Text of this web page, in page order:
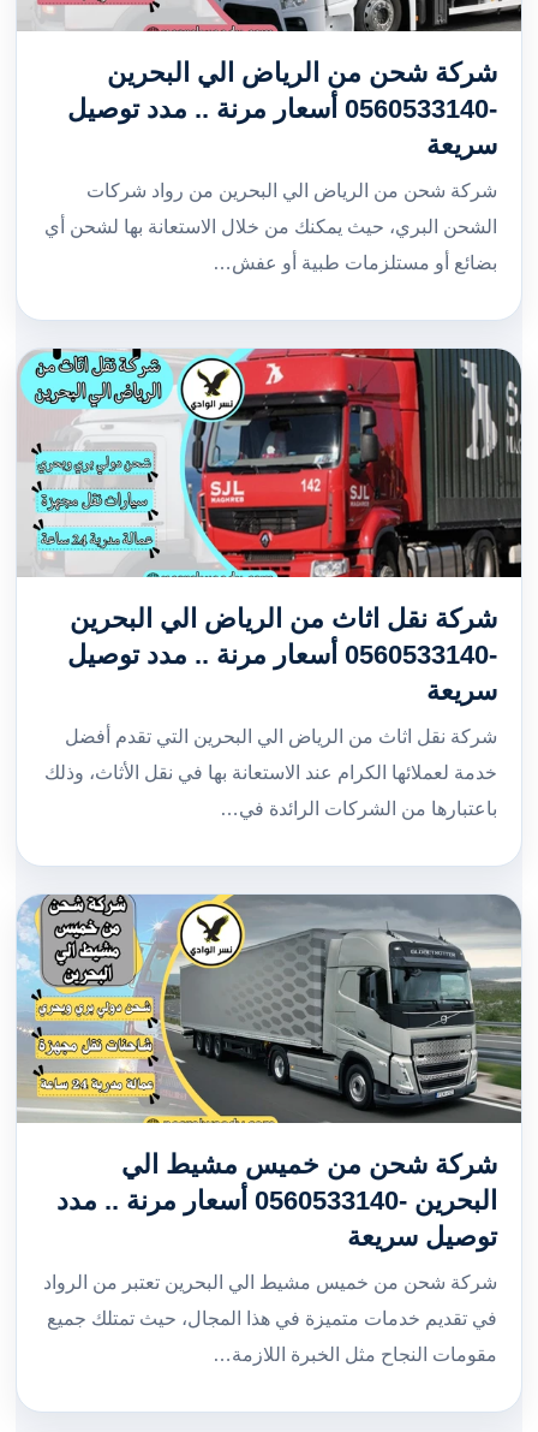
شركة شحن من الرياض الي البحرين
-0560533140 أسعار مرنة .. مدد توصيل
سريعة
شركة شحن من الرياض الي البحرين من رواد شركات
الشحن البري، حيث يمكنك من خلال الاستعانة بها لشحن أي
بضائع أو مستلزمات طبية أو عفش…
شركة نقل اثاث من الرياض الي البحرين
-0560533140 أسعار مرنة .. مدد توصيل
سريعة
شركة نقل اثاث من الرياض الي البحرين التي تقدم أفضل
خدمة لعملائها الكرام عند الاستعانة بها في نقل الأثاث، وذلك
باعتبارها من الشركات الرائدة في…
شركة شحن من خميس مشيط الي
البحرين -0560533140 أسعار مرنة .. مدد
توصيل سريعة
شركة شحن من خميس مشيط الي البحرين تعتبر من الرواد
في تقديم خدمات متميزة في هذا المجال، حيث تمتلك جميع
مقومات النجاح مثل الخبرة اللازمة…